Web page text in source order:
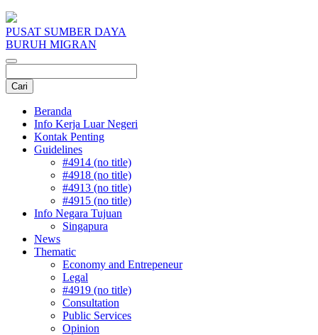
PUSAT SUMBER DAYA
BURUH MIGRAN
Beranda
Info Kerja Luar Negeri
Kontak Penting
Guidelines
#4914 (no title)
#4918 (no title)
#4913 (no title)
#4915 (no title)
Info Negara Tujuan
Singapura
News
Thematic
Economy and Entrepeneur
Legal
#4919 (no title)
Consultation
Public Services
Opinion